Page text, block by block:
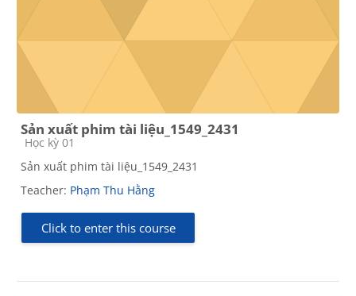
Sản xuất phim tài liệu_1549_2431
Course category
Học kỳ 01
Sản xuất phim tài liệu_1549_2431
Teacher: Phạm Thu Hằng
Click to enter this course